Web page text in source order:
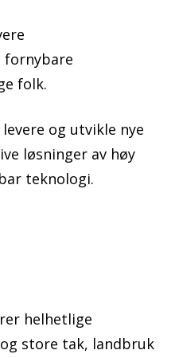
fornybare
folk.
og utvikle nye
løsninger av høy
teknologi.
helhetlige
store tak, landbruk